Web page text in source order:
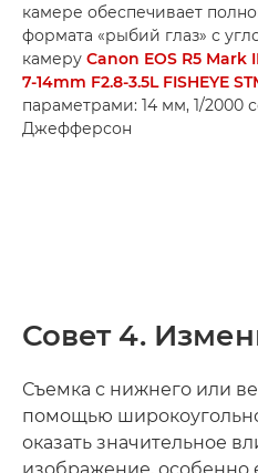
камере обеспечивает
формата «рыбий глаз» с
камеру Canon EOS R5 Mark
7-14mm F2.8-3.5L FISHEYE
параметрами: 14 мм, 1/2000
Джефферсон
Совет 4.
Съемка с нижнего или
помощью
оказать значительное
изображение, особенно